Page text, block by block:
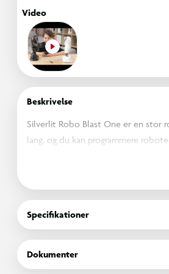
Video
Beskrivelse
Silverlit Robo Blast One er en
lang, og du kan programmere
Lad, sigt, og skyd! Oplev robotens
projektiler medfølger. Dette er en
OBS! Varen er assorteret, og en
Specifikationer
Dokumenter